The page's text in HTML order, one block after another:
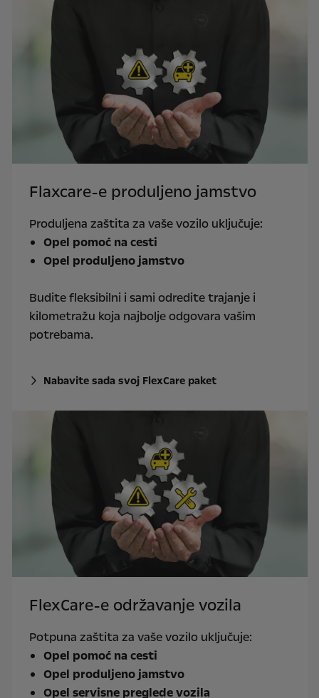
Flaxcare-e produljeno jamstvo
Produljena zaštita za vaše vozilo uključuje:
Opel pomoć na cesti
Opel produljeno jamstvo
Budite fleksibilni i sami odredite trajanje i
kilometražu koja najbolje odgovara vašim
potrebama.
Nabavite sada svoj FlexCare paket
FlexCare-e održavanje vozila
Potpuna zaštita za vaše vozilo uključuje:
Opel pomoć na cesti
Opel produljeno jamstvo
Opel servisne preglede vozila